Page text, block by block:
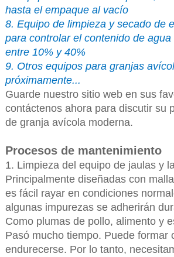
hasta el empaque al vacío
8. Equipo de limpieza y secado de
para controlar el contenido de
entre 10% y 40%
9. Otros equipos para granjas
próximamente...
Guarde nuestro sitio web en sus
contáctenos ahora para discutir su
de granja avícola moderna.
Procesos de mantenimiento
1. Limpieza del equipo de jaulas y
Principalmente diseñadas con
es fácil rayar en condiciones
algunas impurezas se adherirán
Como plumas de pollo, alimento y
Pasó mucho tiempo. Puede formar
endurecerse. Por lo tanto,